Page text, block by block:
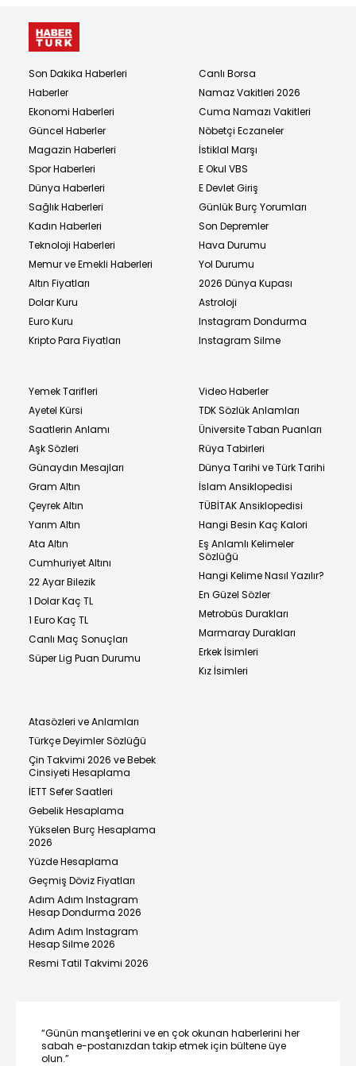
Son Dakika Haberleri
Haberler
Ekonomi Haberleri
Güncel Haberler
Magazin Haberleri
Spor Haberleri
Dünya Haberleri
Sağlık Haberleri
Kadın Haberleri
Teknoloji Haberleri
Memur ve Emekli Haberleri
Altın Fiyatları
Dolar Kuru
Euro Kuru
Kripto Para Fiyatları
Canlı Borsa
Namaz Vakitleri 2026
Cuma Namazı Vakitleri
Nöbetçi Eczaneler
İstiklal Marşı
E Okul VBS
E Devlet Giriş
Günlük Burç Yorumları
Son Depremler
Hava Durumu
Yol Durumu
2026 Dünya Kupası
Astroloji
Instagram Dondurma
Instagram Silme
Yemek Tarifleri
Ayetel Kürsi
Saatlerin Anlamı
Aşk Sözleri
Günaydın Mesajları
Gram Altın
Çeyrek Altın
Yarım Altın
Ata Altın
Cumhuriyet Altını
22 Ayar Bilezik
1 Dolar Kaç TL
1 Euro Kaç TL
Canlı Maç Sonuçları
Süper Lig Puan Durumu
Video Haberler
TDK Sözlük Anlamları
Üniversite Taban Puanları
Rüya Tabirleri
Dünya Tarihi ve Türk Tarihi
İslam Ansiklopedisi
TÜBİTAK Ansiklopedisi
Hangi Besin Kaç Kalori
Eş Anlamlı Kelimeler
Sözlüğü
Hangi Kelime Nasıl Yazılır?
En Güzel Sözler
Metrobüs Durakları
Marmaray Durakları
Erkek İsimleri
Kız İsimleri
Atasözleri ve Anlamları
Türkçe Deyimler Sözlüğü
Çin Takvimi 2026 ve Bebek
Cinsiyeti Hesaplama
İETT Sefer Saatleri
Gebelik Hesaplama
Yükselen Burç Hesaplama
2026
Yüzde Hesaplama
Geçmiş Döviz Fiyatları
Adım Adım Instagram
Hesap Dondurma 2026
Adım Adım Instagram
Hesap Silme 2026
Resmi Tatil Takvimi 2026
“Günün manşetlerini ve en çok okunan haberlerini her
sabah e-postanızdan takip etmek için bültene üye
olun.”